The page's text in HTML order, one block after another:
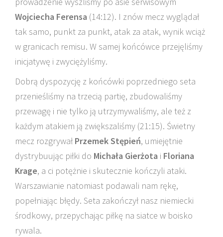
Wojciecha Ferensa (14:12). I znów mecz wyglądał
tak samo, punkt za punkt, atak za atak, wynik wciąż
w granicach remisu. W samej końcówce przejęliśmy
inicjatywę i zwyciężyliśmy.
Dobrą dyspozycję z końcówki poprzedniego seta
przenieśliśmy na trzecią partię, zbudowaliśmy
przewagę i nie tylko ją utrzymywaliśmy, ale też z
każdym atakiem ją zwiększaliśmy (21:15). Świetny
mecz rozgrywał Przemek Stępień, umiejętnie
dystrybuując piłki do Michała Gierżota i Floriana
Krage, a ci potężnie i skutecznie kończyli ataki.
Warszawianie natomiast podawali nam rękę,
popełniając błędy. Seta zakończył nasz niemiecki
środkowy, przepychając piłkę na siatce w boisko
rywala.